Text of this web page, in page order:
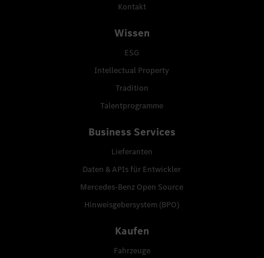
Kontakt
Wissen
ESG
Intellectual Property
Tradition
Talentprogramme
Business Services
Lieferanten
Daten & APIs für Entwickler
Mercedes-Benz Open Source
Hinweisgebersystem (BPO)
Kaufen
Fahrzeuge